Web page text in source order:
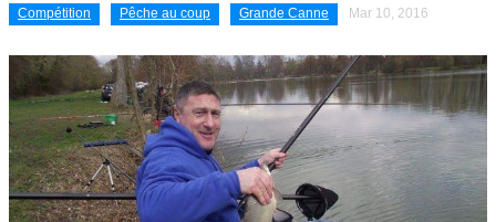
Compétition Pêche au coup Grande Canne Mar 10, 2016